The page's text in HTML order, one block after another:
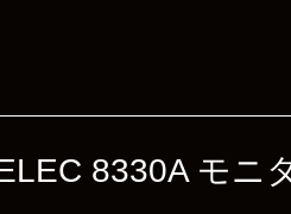
8330A モニ